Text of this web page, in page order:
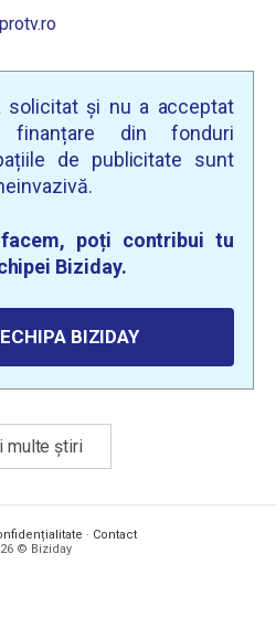
solicitat și nu a acceptat
din fonduri
de publicitate sunt
poți contribui tu
Biziday.
BIZIDAY
multe știri
· Contact
© Biziday